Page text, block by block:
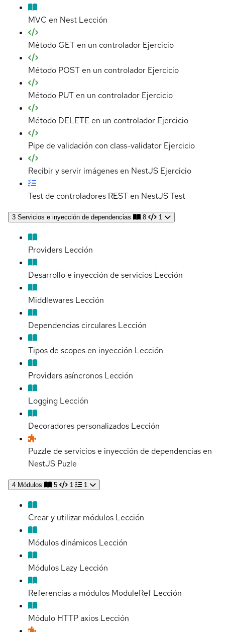
MVC en Nest Lección
Método GET en un controlador Ejercicio
Método POST en un controlador Ejercicio
Método PUT en un controlador Ejercicio
Método DELETE en un controlador Ejercicio
Pipe de validación con class-validator Ejercicio
Recibir y servir imágenes en NestJS Ejercicio
Test de controladores REST en NestJSTest
3 Servicios e inyección de dependencias 8 1
Providers Lección
Desarrollo e inyección de servicios Lección
Middlewares Lección
Dependencias circulares Lección
Tipos de scopes en inyección Lección
Providers asíncronos Lección
Logging Lección
Decoradores personalizados Lección
Puzzle de servicios e inyección de dependencias en
NestJS Puzle
4 Módulos 5 1 1
Crear y utilizar módulos Lección
Módulos dinámicos Lección
Módulos Lazy Lección
Referencias a módulos ModuleRef Lección
Módulo HTTP axios Lección